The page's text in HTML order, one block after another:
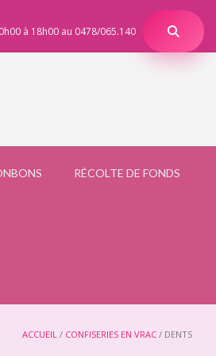
à 18h00 au 0478/065.140
RÉCOLTE DE FONDS
ACCUEIL / CONFISERIES EN VRAC / DENTS